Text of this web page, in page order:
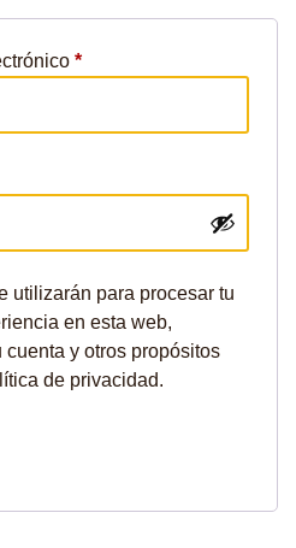
*
utilizarán para procesar tu
en esta web,
y otros propósitos
de privacidad.